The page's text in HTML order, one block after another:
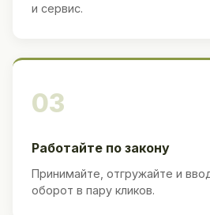
и сервис.
03
Работайте по закону
Принимайте, отгружайте и
оборот в пару кликов.